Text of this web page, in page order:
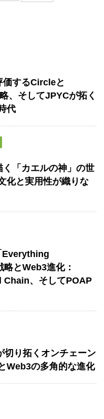
するCircleと
、そしてJPYCが拓く
代
く「カエルの神」の世
化と実用性が織りな
Everything
とWeb3進化：
Chain、そしてPOAP
切り拓くオンチェーン
Web3の多角的な進化